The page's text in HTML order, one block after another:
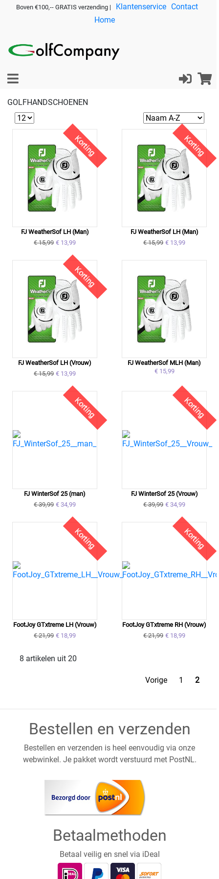
Boven €100,-- GRATIS verzending | Klantenservice Contact
Home
GOLFHANDSCHOENEN
Korting
FJ WeatherSof LH (Man)
€ 15,99 € 13,99
Korting
FJ WeatherSof LH (Man)
€ 15,99 € 13,99
Korting
FJ WeatherSof LH (Vrouw)
€ 15,99 € 13,99
FJ WeatherSof MLH (Man)
€ 15,99
Korting
FJ WinterSof 25 (man)
€ 39,99 € 34,99
Korting
FJ WinterSof 25 (Vrouw)
€ 39,99 € 34,99
Korting
FootJoy GTxtreme LH (Vrouw)
€ 21,99 € 18,99
Korting
FootJoy GTxtreme RH (Vrouw)
€ 21,99 € 18,99
8 artikelen uit 20
Vorige 1 2
Bestellen en verzenden
Bestellen en verzenden is heel eenvoudig via onze
webwinkel. Je pakket wordt verstuurd met PostNL.
Betaalmethoden
Betaal veilig en snel via iDeal